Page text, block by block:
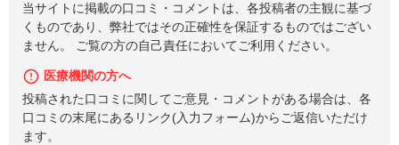
当サイトに掲載の口コミ・コメントは、各投稿者の主観に基づ
くものであり、弊社ではその正確性を保証するものではござい
ません。 ご覧の方の自己責任においてご利用ください。
医療機関の方へ
投稿された口コミに関してご意見・コメントがある場合は、各
口コミの末尾にあるリンク(入力フォーム)からご返信いただけ
ます。